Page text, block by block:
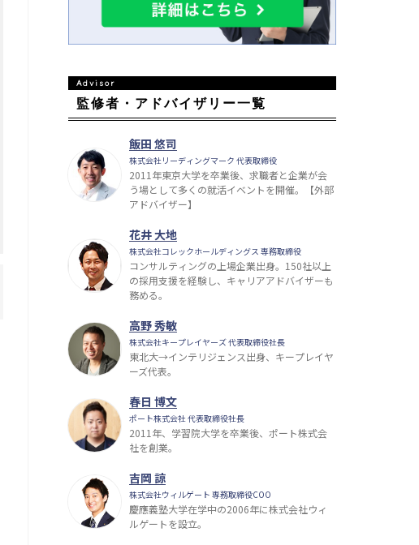
監修者・アドバイザリー一覧
飯田 悠司
株式会社リーディングマーク 代表取締役
2011年東京大学を卒業後、求職者と企業が会
う場として多くの就活イベントを開催。【外部
アドバイザー】
花井 大地
株式会社コレックホールディングス 専務取締役
コンサルティングの上場企業出身。150社以上
の採用支援を経験し、キャリアアドバイザーも
務める。
高野 秀敏
株式会社キープレイヤーズ 代表取締役社長
東北大→インテリジェンス出身、キープレイヤ
ーズ代表。
春日 博文
ポート株式会社 代表取締役社長
2011年、学習院大学を卒業後、ポート株式会
社を創業。
吉岡 諒
株式会社ウィルゲート 専務取締役COO
慶應義塾大学在学中の2006年に株式会社ウィ
ルゲートを設立。